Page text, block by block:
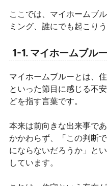
ここでは、マイホームブ
ミング、誰にでも起こり
1-1. マイホームブル
マイホームブルーとは、
といった節目に感じる不
どを指す言葉です。
本来は前向きな出来事で
かかわらず、「この判断
にならないだろうか」と
しています。